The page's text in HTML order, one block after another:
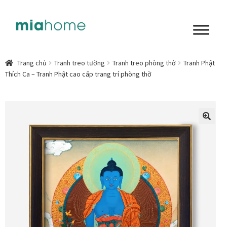
đến
đến
Art in living
Không gian sống
Cách chọn tranh phòng ngủ để mỗi ngày bắt đầu nhẹ
Chọn tranh phòng khách từ góc nhìn Home Stylist
Phong cách nội thất
Trang chủ Tranh treo tường Tranh treo phòng thờ
Tranh Phật
Thích Ca – Tranh Phật cao cấp trang trí phòng thờ